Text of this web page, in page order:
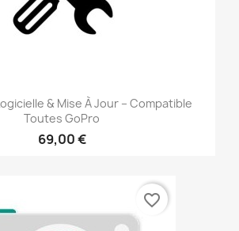
& Mise À Jour – Compatible
Toutes GoPro
69,00 €
favorite_border